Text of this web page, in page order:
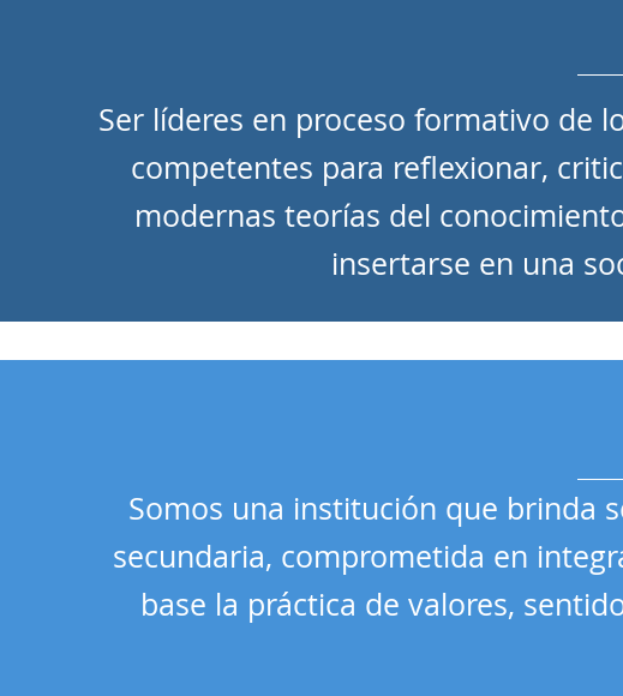
Ser líderes en proceso formativo de
competentes para reflexionar,
modernas teorías del
insertarse en una
Somos una institución que brinda
secundaria, comprometida en
base la práctica de valores,